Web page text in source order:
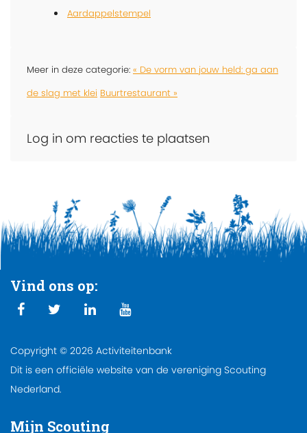
Aardappelstempel
Meer in deze categorie: « De vorm van jouw held: ga aan
de slag met klei Buurtrestaurant »
Log in om reacties te plaatsen
Vind ons op:
Copyright © 2026 Activiteitenbank
Dit is een officiële website van de vereniging Scouting
Nederland.
Mijn Scouting